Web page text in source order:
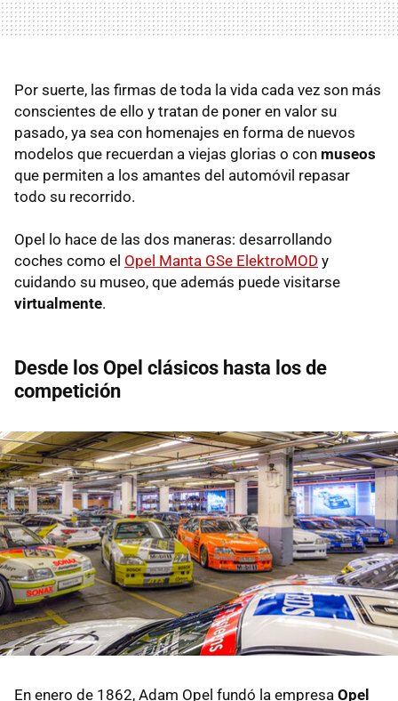
Por suerte, las firmas de toda la vida cada vez son más
conscientes de ello y tratan de poner en valor su
pasado, ya sea con homenajes en forma de nuevos
modelos que recuerdan a viejas glorias o con museos
que permiten a los amantes del automóvil repasar
todo su recorrido.
Opel lo hace de las dos maneras: desarrollando
coches como el Opel Manta GSe ElektroMOD y
cuidando su museo, que además puede visitarse
virtualmente.
Desde los Opel clásicos hasta los de
competición
En enero de 1862, Adam Opel fundó la empresa Opel